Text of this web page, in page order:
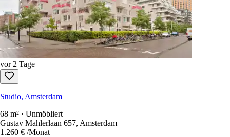
vor 2 Tage
Studio, Amsterdam
68 m² · Unmöbliert
Gustav Mahlerlaan 657, Amsterdam
1.260 € /Monat